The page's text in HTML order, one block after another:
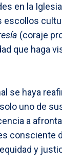
en la
(coraje
que haga
se haya
uno de
a
y